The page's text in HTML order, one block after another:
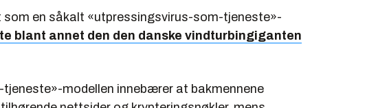
en såkalt «utpressingsvirus-som-tjeneste»-
blant annet den den danske vindturbingiganten
modellen innebærer at bakmennene